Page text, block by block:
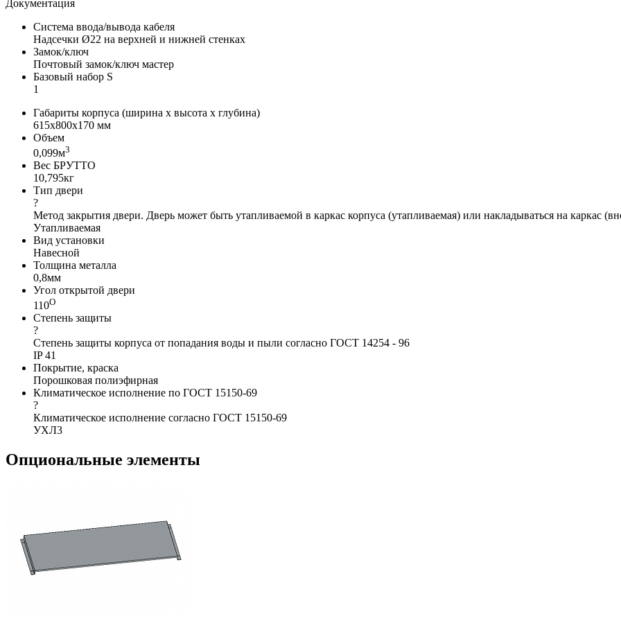
Документация
Система ввода/вывода кабеля
Надсечки Ø22 на верхней и нижней стенках
Замок/ключ
Почтовый замок/ключ мастер
Базовый набор S
1
Габариты корпуса (ширина х высота х глубина)
615x800x170 мм
Объем
0,099м3
Вес БРУТТО
10,795кг
Тип двери
?
Метод закрытия двери. Дверь может быть утапливаемой в каркас корпуса (утапливаемая) или накладываться на каркас
Утапливаемая
Вид установки
Навесной
Толщина металла
0,8мм
Угол открытой двери
110О
Степень защиты
?
Степень защиты корпуса от попадания воды и пыли согласно ГОСТ 14254 - 96
IP 41
Покрытие, краска
Порошковая полиэфирная
Климатическое исполнение по ГОСТ 15150-69
?
Климатическое исполнение согласно ГОСТ 15150-69
УХЛ3
Опциональные элементы